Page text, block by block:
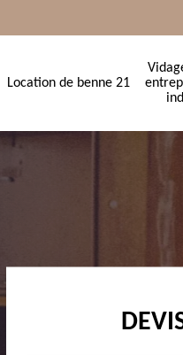
Location de benne 21